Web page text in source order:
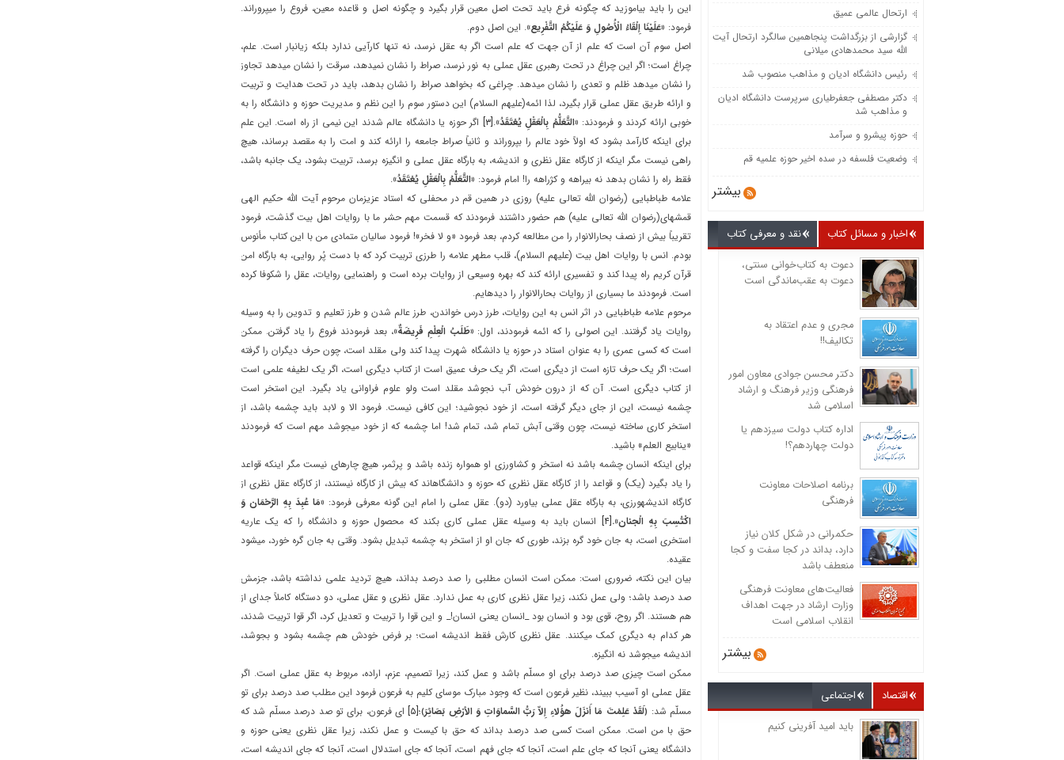
ارتحال عالمی عمیق
گزارشی از بزرگداشت پنجاهمین سالگرد ارتحال آیت
الله سید محمدهادی میلانی
رئیس دانشگاه ادیان و مذاهب منصوب شد
دکتر مصطفی جعفرطیاری سرپرست دانشگاه ادیان
و مذاهب شد
حوزه پیشرو و سرآمد
وضعیت فلسفه در سده اخیر حوزه علمیه قم
بیشتر
اخبار و مسائل کتاب نقد و معرفی کتاب
دعوت به کتاب‌خوانی سنتی،
دعوت به عقب‌ماندگی است
مجری و عدم اعتقاد به
تکالیف!!
دکتر محسن جوادی معاون امور
فرهنگی وزیر فرهنگ و ارشاد
اسلامی شد
اداره کتاب دولت سیزدهم یا
دولت چهاردهم؟!
برنامه اصلاحات معاونت
فرهنگی
حکمرانی در شکل کلان نیاز
دارد، بداند در کجا سفت و کجا
منعطف باشد
فعالیت‌های معاونت فرهنگی
وزارت ارشاد در جهت اهداف
انقلاب اسلامی است
بیشتر
اقتصاد اجتماعی
باید امید آفرینی کنیم
اين را بايد بياموزيد که چگونه فرع بايد تحت اصل معين قرار بگيرد و چگونه اصل و قاعده معين، فروع را ميپروراند.
فرمود: «عَلَيْنَا إِلْقَاءُ الْأُصُولِ وَ عَلَيْكُمُ التَّفْرِيع». اين اصل دوم.
اصل سوم آن است که علم از آن جهت که علم است اگر به عقل نرسد، نه تنها کارآيي ندارد بلکه زيانبار است. علم،
چراغ است؛ اگر اين چراغ در تحت رهبري عقل عملي به نور نرسد، صراط را نشان نميدهد، سرقت را نشان ميدهد تجاوز
را نشان ميدهد ظلم و تعدي را نشان ميدهد. چراغي که بخواهد صراط را نشان بدهد، بايد در تحت هدايت و تربيت
و ارائه طريق عقل عملي قرار بگيرد، لذا ائمه(عليهم السلام) اين دستور سوم را اين نظم و مديريت حوزه و دانشگاه را به
خوبي ارائه کردند و فرمودند: «التَّعَلُّمُ بِالْعَقْلِ يُعْتَقَدُ».[۳]
اگر حوزه يا دانشگاه عالم شدند اين نيمي از راه است. اين علم
براي اينکه کارآمد بشود که اولاً خود عالم را بپروراند و ثانياً صراط جامعه را ارائه کند و امت را به مقصد برساند، هيچ
راهي نيست مگر اينکه از کارگاه عقل نظري و انديشه، به بارگاه عقل عملي و انگيزه برسد، تربيت بشود، يک جانبه باشد،
فقط راه را نشان بدهد نه بيراهه و کژراهه را! امام فرمود: «التَّعَلُّمُ بِالْعَقْلِ يُعْتَقَدُ».
علامه طباطبايي (رضوان الله تعالی عليه) روزي در همين قم در محفلي که استاد عزيزمان مرحوم آيت الله حکيم الهي
قمشهاي(رضوان الله تعالی عليه) هم حضور داشتند فرمودند که قسمت مهم حشر ما با روايات اهل بيت گذشت، فرمود
تقريباً بيش از نصف بحارالانوار را من مطالعه کردم، بعد فرمود «و لا فخر»! فرمود ساليان متمادي من با اين کتاب مأنوس
بودم. انس با روايات اهل بيت (عليهم السلام)، قلب مطهر علامه را طرزي تربيت کرد که با دست پُر روايي، به بارگاه امن
قرآن کريم راه پيدا کند و تفسيري ارائه کند که بهره وسيعي از روايات برده است و راهنمايي روايات، عقل را شکوفا کرده
است. فرمودند ما بسياري از روايات بحارالانوار را ديدهايم.
مرحوم علامه طباطبايي در اثر انس به اين روايات، طرز درس خواندن، طرز عالم شدن و طرز تعليم و تدوين را به وسيله
روايات ياد گرفتند. اين اصولی را که ائمه فرمودند، اول: «طَلَبُ‏ الْعِلْمِ‏ فَرِيضَةٌ»، بعد فرمودند فروع را ياد گرفتن. ممکن
است که کسي عمري را به عنوان استاد در حوزه يا دانشگاه شهرت پيدا کند ولي مقلد است، چون حرف ديگران را گرفته
است؛ اگر يک حرف تازه است از ديگري است، اگر يک حرف عميق است از کتاب ديگري است، اگر يک لطيفه علمي است
از کتاب ديگري است. آن که از درون خودش آب نجوشد مقلد است ولو علوم فراواني ياد بگيرد. اين استخر است
چشمه نيست، اين از جاي ديگر گرفته است، از خود نجوشيد؛ اين کافي نيست. فرمود الا و لابد بايد چشمه باشد، از
استخر کاري ساخته نيست، چون وقتي آبش تمام شد، تمام شد! اما چشمه که از خود ميجوشد مهم است که فرمودند
«ينابيع العلم» باشيد.
براي اينکه انسان چشمه باشد نه استخر و کشاورزي او همواره زنده باشد و پرثمر، هيچ چارهاي نيست مگر اينکه قواعد
را ياد بگيرد (يک) و قواعد را از کارگاه عقل نظري که حوزه و دانشگاهاند که بيش از کارگاه نيستند، از کارگاه عقل نظري از
کارگاه انديشهورزي، به بارگاه عقل عملي بياورد (دو). عقل عملي را امام اين گونه معرفی فرمود: «مَا عُبِدَ بِهِ الرَّحْمَان وَ
اکْتُسِبَ بِهِ الْجنان».[۴]
انسان بايد به وسيله عقل عملي کاري بکند که محصول حوزه و دانشگاه را که يک عاريه
استخري است، به جان خود گره بزند، طوري که جان او از استخر به چشمه تبديل بشود. وقتي به جان گره خورد، ميشود
عقيده.
بيان اين نکته، ضروري است: ممکن است انسان مطلبي را صد درصد بداند، هيچ ترديد علمي نداشته باشد، جزمش
صد درصد باشد؛ ولي عمل نکند، زيرا عقل نظري کاري به عمل ندارد. عقل نظري و عقل عملي، دو دستگاه کاملاً جدای از
هم هستند. اگر روح، قوي بود و انسان بود _انسان يعني انسان!_ و اين قوا را تربيت و تعديل کرد، اگر قوا تربيت شدند،
هر کدام به ديگري کمک ميکنند. عقل نظري کارش فقط انديشه است؛ بر فرض خودش هم چشمه بشود و بجوشد،
انديشه ميجوشد نه انگيزه.
ممکن است چيزي صد درصد براي او مسلّم باشد و عمل کند، زيرا تصميم، عزم، اراده، مربوط به عقل عملي است. اگر
عقل عملي او آسيب ببيند، نظير فرعون است که وجود مبارک موساي کليم به فرعون فرمود اين مطلب صد درصد براي تو
مسلّم شد: ﴿لَقَدْ عَلِمْتَ مَا أَنزَلَ هؤُلاءِ إِلاّ رَبُّ السَّماوَاتِ وَ الأرْضِ بَصَائِرَ﴾؛[۵]
اي فرعون، براي تو صد درصد مسلّم شد که
حق با من است. ممکن است کسي صد درصد بداند که حق با کيست و عمل نکند، زيرا عقل نظري يعني حوزه و
دانشگاه يعني آنجا که جاي علم است، آنجا که جاي فهم است، آنجا که جاي استدلال است، آنجا که جاي انديشه است،